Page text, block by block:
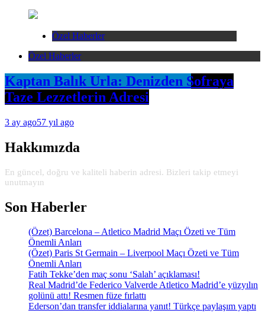
Özel Haberler
Özel Haberler
Kaptan Balık Urla: Denizden Sofraya
Taze Lezzetlerin Adresi
3 ay ago57 yıl ago
Hakkımızda
En güncel, doğru ve kaliteli haberin adresi. Bizleri takip etmeyi
unutmayın
Son Haberler
(Özet) Barcelona – Atletico Madrid Maçı Özeti ve Tüm
Önemli Anları
(Özet) Paris St Germain – Liverpool Maçı Özeti ve Tüm
Önemli Anları
Fatih Tekke’den maç sonu ‘Salah’ açıklaması!
Real Madrid’de Federico Valverde Atletico Madrid’e yüzyılın
golünü attı! Resmen füze fırlattı
Ederson’dan transfer iddialarına yanıt! Türkçe paylaşım yaptı